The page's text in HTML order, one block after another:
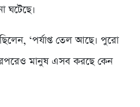
ঘটেছে।
‘পর্যাপ্ত তেল আছে। পুরো
মানুষ এসব করছে কেন